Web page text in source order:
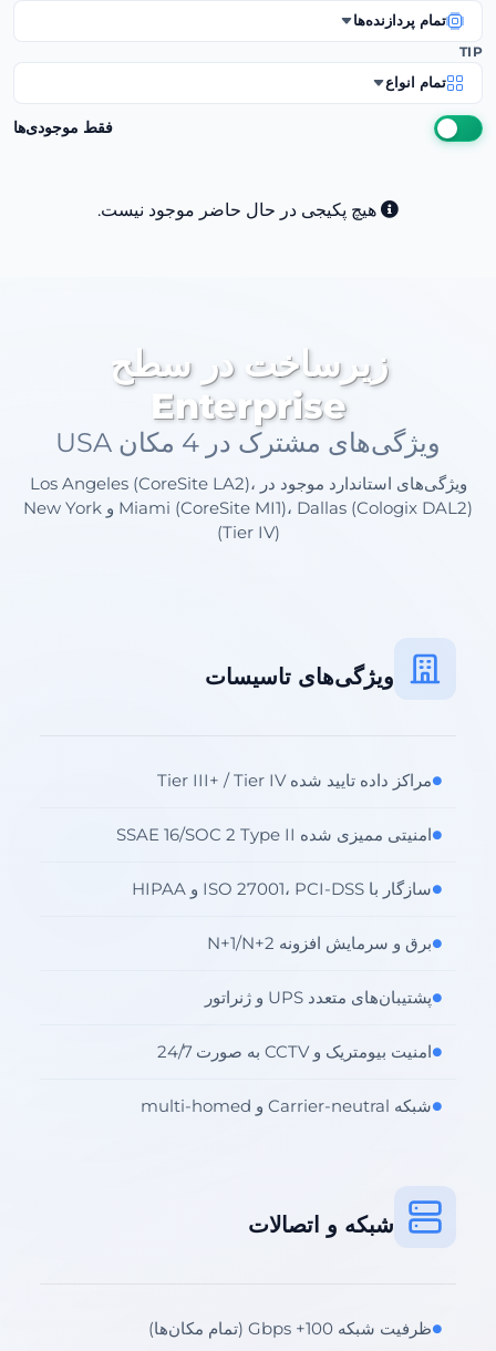
تمام پردازنده‌ها
TIP
تمام انواع
فقط موجودی‌ها
هیچ پکیجی در حال حاضر موجود نیست.
زیرساخت در سطح
Enterprise
ویژگی‌های مشترک در 4 مکان USA
ویژگی‌های استاندارد موجود در Los Angeles (CoreSite LA2)،
Miami (CoreSite MI1)، Dallas (Cologix DAL2) و New York
(Tier IV)
ویژگی‌های تاسیسات
●مراکز داده تایید شده Tier III+ / Tier IV
●امنیتی ممیزی شده SSAE 16/SOC 2 Type II
●سازگار با ISO 27001، PCI-DSS و HIPAA
●برق و سرمایش افزونه N+1/N+2
●پشتیبان‌های متعدد UPS و ژنراتور
●امنیت بیومتریک و CCTV به صورت 24/7
●شبکه Carrier-neutral و multi-homed
شبکه و اتصالات
●ظرفیت شبکه 100+ Gbps (تمام مکان‌ها)